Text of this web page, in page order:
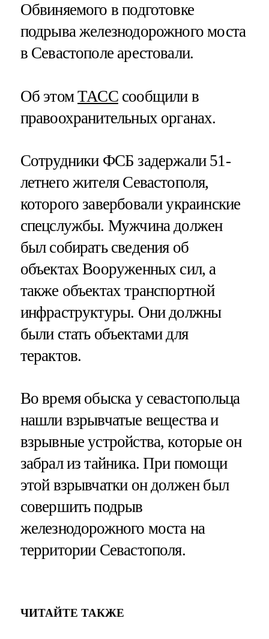
Обвиняемого в подготовке
подрыва железнодорожного моста
в Севастополе арестовали.
Об этомТАССсообщили в
правоохранительных органах.
Сотрудники ФСБ задержали 51-
летнего жителя Севастополя,
которого завербовали украинские
спецслужбы. Мужчина должен
был собирать сведения об
объектах Вооруженных сил, а
также объектах транспортной
инфраструктуры. Они должны
были стать объектами для
терактов.
Во время обыска у севастопольца
нашли взрывчатые вещества и
взрывные устройства, которые он
забрал из тайника. При помощи
этой взрывчатки он должен был
совершить подрыв
железнодорожного моста на
территории Севастополя.
ЧИТАЙТЕ ТАКЖЕ